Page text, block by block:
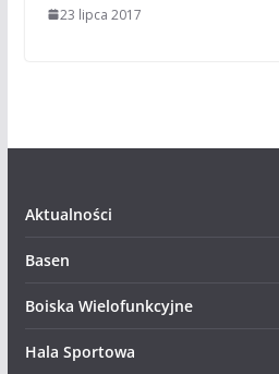
23 lipca 2017
Aktualności
Basen
Boiska Wielofunkcyjne
Hala Sportowa